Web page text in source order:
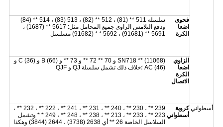
فحوى
اضعا
الكرة
سلسلة 511 ** (81) ، 512 ** (82) ، 513 (83) ، 514 ** (84)
ودفع التلامس الزاوي جميع المحامل مثل: 5617 ** (1687) ،
5691 ** (91681) ، 5692 * * (91682) مسلسل
الزاوي
اضعا
الكرة
الاتصال
SN718 ** (11068) و 70 ** 72 ** و 73 ** و B (66) و C (36) و
AC (46) ؛خلاف ذلك تشمل سلسلة QJ و QJF
أسطواني كروية
أسطواني
239 ** ، 230 ** ، 240 ** ، 231 ** ، 241 ** ، 222 ** ، 232 ** ،
223 ** ، 233 ** ، 213 ** ، 238 ** ، 248 ** ، 249 * * وتشمل
السلاسل الخاصة 26 ** أي 2638 (3738) ، 2644 (3844) وهكذا